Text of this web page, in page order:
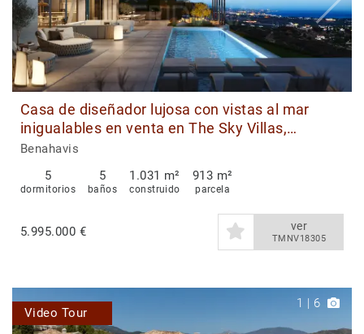
Casa de diseñador lujosa con vistas al mar
inigualables en venta en The Sky Villas,
Benahavis
Benahavis
5
dormitorios
5
baños
1.031 m²
construido
913 m²
parcela
5.995.000 € ver
TMNV18305
1 | 6
Video Tour